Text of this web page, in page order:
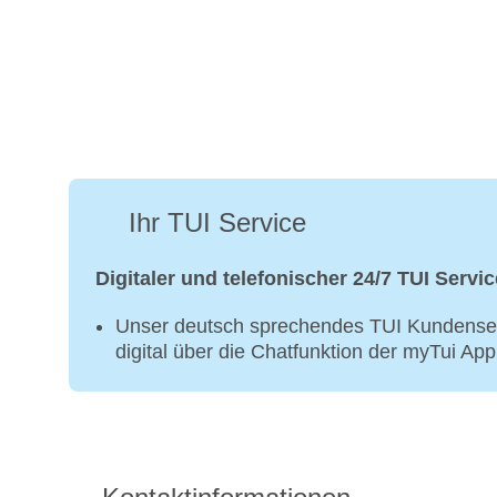
Ihr TUI Service
Digitaler und telefonischer 24/7 TUI
Unser deutsch sprechendes TUI
digital über die Chatfunktion der myTui